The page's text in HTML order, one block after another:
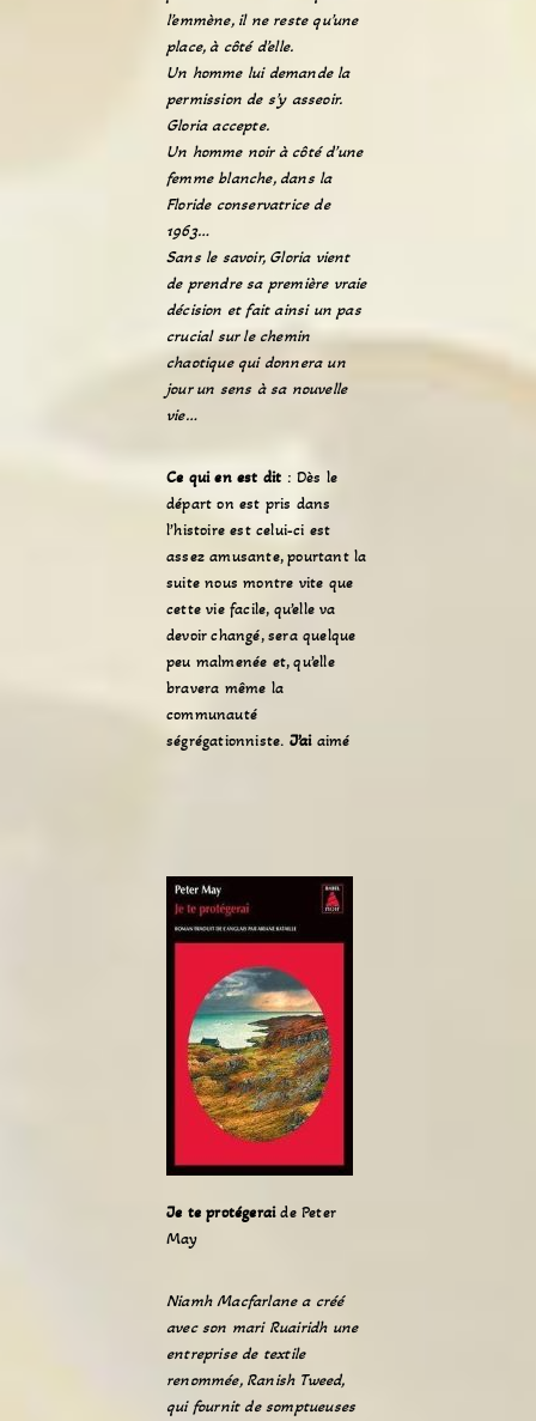
l’emmène, il ne reste qu’une
place, à côté d’elle.
Un homme lui demande la
permission de s’y asseoir.
Gloria accepte.
Un homme noir à côté d’une
femme blanche, dans la
Floride conservatrice de
1963…
Sans le savoir, Gloria vient
de prendre sa première vraie
décision et fait ainsi un pas
crucial sur le chemin
chaotique qui donnera un
jour un sens à sa nouvelle
vie…
Ce qui en est dit : Dès le
départ on est pris dans
l’histoire est celui-ci est
assez amusante, pourtant la
suite nous montre vite que
cette vie facile, qu’elle va
devoir changé, sera quelque
peu malmenée et, qu’elle
bravera même la
communauté
ségrégationniste. J’aiaimé
Je te protégeraide Peter
May
Niamh Macfarlane a créé
avec son mari Ruairidh une
entreprise de textile
renommée, Ranish Tweed,
qui fournit de somptueuses